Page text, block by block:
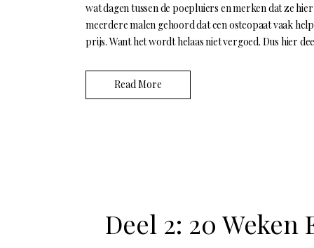
wat dagen tussen de poepluiers en merken dat ze
meerdere malen gehoord dat een osteopaat vaak
prijs. Want het wordt helaas niet vergoed. Dus hier
Read More
Deel 2: 20